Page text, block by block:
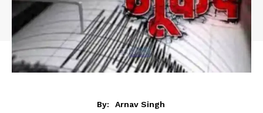
By:
Arnav Singh